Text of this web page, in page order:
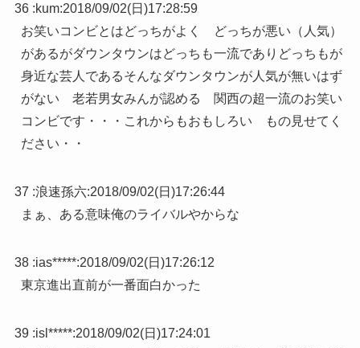
36 :kum:2018/09/02(日)17:28:59
お笑いコンビとはどっちがよく どっちが悪い（人気）
があるがダウンタウンはどっちも一流でありどっちもが
身近な芸人であるそんなダウンタウンが人気が無いはず
がない 老若男女みんが認める 関西の超一流のお笑い
コンビです・・・これからもおもしろい もの見せてく
ださい・・
37 :浪速孫六:2018/09/02(日)17:26:44
まぁ、ある意味俺のライバルやからな
38 :ias*****:2018/09/02(日)17:26:12
東京進出直前が一番面白かった
39 :isl*****:2018/09/02(日)17:24:01